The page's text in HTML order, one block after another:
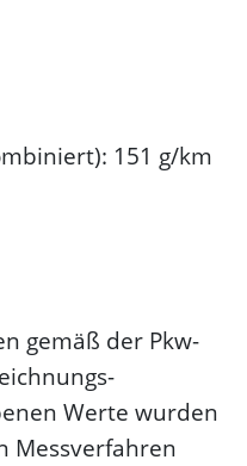
151 g/km
gemäß der Pkw-
Werte wurden
Messverfahren